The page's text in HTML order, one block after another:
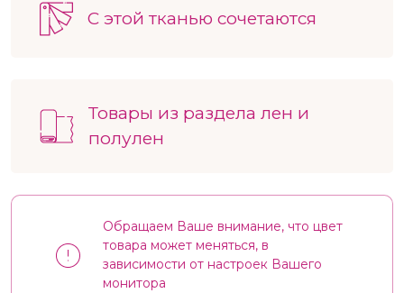
С этой тканью сочетаются
Товары из раздела лен и
полулен
Обращаем Ваше внимание, что цвет
товара может меняться, в
зависимости от настроек Вашего
монитора